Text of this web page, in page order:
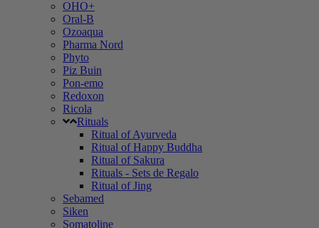
OHO+
Oral-B
Ozoaqua
Pharma Nord
Phyto
Piz Buin
Pon-emo
Redoxon
Ricola
Rituals
Ritual of Ayurveda
Ritual of Happy Buddha
Ritual of Sakura
Rituals - Sets de Regalo
Ritual of Jing
Sebamed
Siken
Somatoline